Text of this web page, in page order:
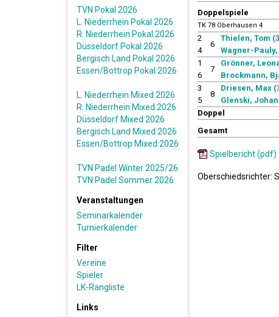
TVN Pokal 2026
L. Niederrhein Pokal 2026
R. Niederrhein Pokal 2026
Düsseldorf Pokal 2026
Bergisch Land Pokal 2026
Essen/Bottrop Pokal 2026
L. Niederrhein Mixed 2026
R. Niederrhein Mixed 2026
Düsseldorf Mixed 2026
Bergisch Land Mixed 2026
Essen/Bottrop Mixed 2026
TVN Padel Winter 2025/26
TVN Padel Sommer 2026
Veranstaltungen
Seminarkalender
Turnierkalender
Filter
Vereine
Spieler
LK-Rangliste
Links
Doppelspiele
TK 78 Oberhausen 4
2
4
6
Thielen, Tom
Wagner-Pauly,
1
6
7
Grönner,
Brockmann,
3
5
8
Driesen, Max
Glenski,
Doppel
Gesamt
Spielbericht (pdf)
Oberschiedsrichter: